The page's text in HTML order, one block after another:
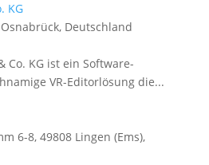
KG
Deutschland
Co. KG ist ein Software-
VR-Editorlösung die...
6-8, 49808 Lingen (Ems),